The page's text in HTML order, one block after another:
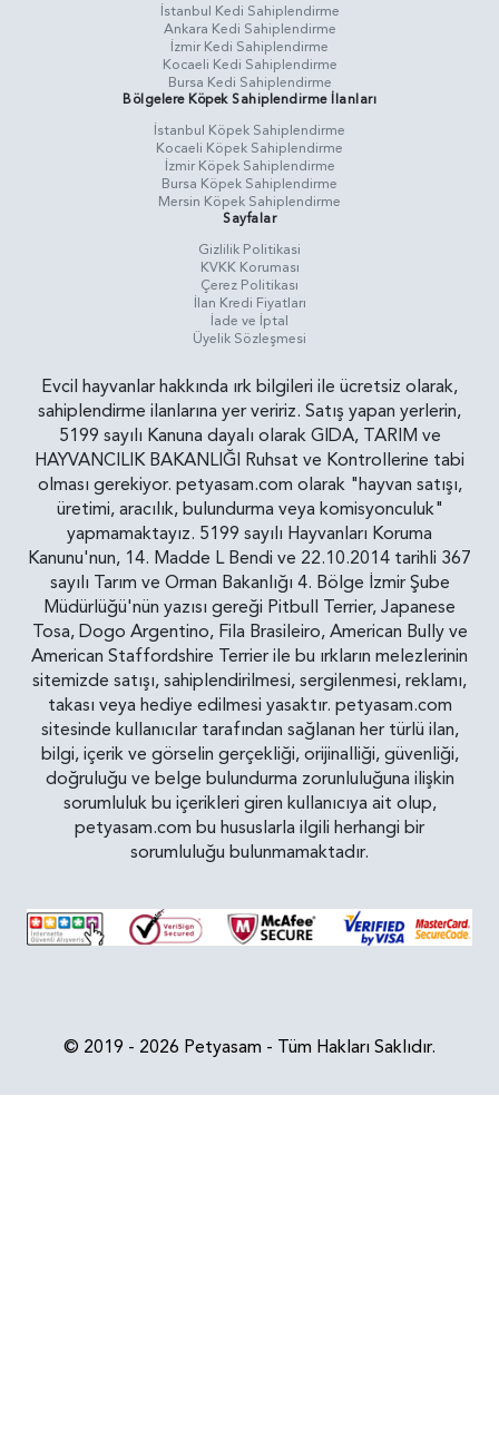
İstanbul Kedi Sahiplendirme
Ankara Kedi Sahiplendirme
İzmir Kedi Sahiplendirme
Kocaeli Kedi Sahiplendirme
Bursa Kedi Sahiplendirme
Bölgelere Köpek Sahiplendirme İlanları
İstanbul Köpek Sahiplendirme
Kocaeli Köpek Sahiplendirme
İzmir Köpek Sahiplendirme
Bursa Köpek Sahiplendirme
Mersin Köpek Sahiplendirme
Sayfalar
Gizlilik Politikasi
KVKK Koruması
Çerez Politikası
İlan Kredi Fiyatları
İade ve İptal
Üyelik Sözleşmesi
Evcil hayvanlar hakkında ırk bilgileri ile ücretsiz olarak,
sahiplendirme ilanlarına yer veririz. Satış yapan yerlerin,
5199 sayılı Kanuna dayalı olarak GIDA, TARIM ve
HAYVANCILIK BAKANLIĞI Ruhsat ve Kontrollerine tabi
olması gerekiyor. petyasam.com olarak "hayvan satışı,
üretimi, aracılık, bulundurma veya komisyonculuk"
yapmamaktayız. 5199 sayılı Hayvanları Koruma
Kanunu'nun, 14. Madde L Bendi ve 22.10.2014 tarihli 367
sayılı Tarım ve Orman Bakanlığı 4. Bölge İzmir Şube
Müdürlüğü'nün yazısı gereği Pitbull Terrier, Japanese
Tosa, Dogo Argentino, Fila Brasileiro, American Bully ve
American Staffordshire Terrier ile bu ırkların melezlerinin
sitemizde satışı, sahiplendirilmesi, sergilenmesi, reklamı,
takası veya hediye edilmesi yasaktır. petyasam.com
sitesinde kullanıcılar tarafından sağlanan her türlü ilan,
bilgi, içerik ve görselin gerçekliği, orijinalliği, güvenliği,
doğruluğu ve belge bulundurma zorunluluğuna ilişkin
sorumluluk bu içerikleri giren kullanıcıya ait olup,
petyasam.com bu hususlarla ilgili herhangi bir
sorumluluğu bulunmamaktadır.
© 2019 - 2026 Petyasam - Tüm Hakları Saklıdır.